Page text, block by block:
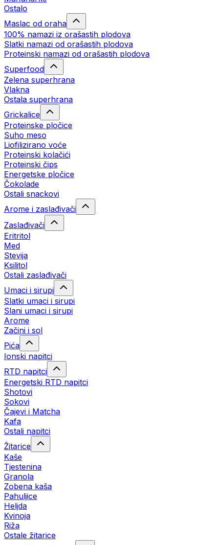
Ostalo
Maslac od oraha
100% namazi iz orašastih plodova
Slatki namazi od orašastih plodova
Proteinski namazi od orašastih plodova
Superfood
Zelena superhrana
Vlakna
Ostala superhrana
Grickalice
Proteinske pločice
Suho meso
Liofilizirano voće
Proteinski kolačići
Proteinski čips
Energetske pločice
Čokolade
Ostali snackovi
Arome i zaslađivači
Zaslađivači
Eritritol
Med
Stevija
Ksilitol
Ostali zaslađivači
Umaci i sirupi
Slatki umaci i sirupi
Slani umaci i sirupi
Arome
Začini i sol
Pića
Ionski napitci
RTD napitci
Energetski RTD napitci
Shotovi
Sokovi
Čajevi i Matcha
Kafa
Ostali napitci
Žitarice
Kaše
Tjestenina
Granola
Zobena kaša
Pahuljice
Heljda
Kvinoja
Riža
Ostale žitarice